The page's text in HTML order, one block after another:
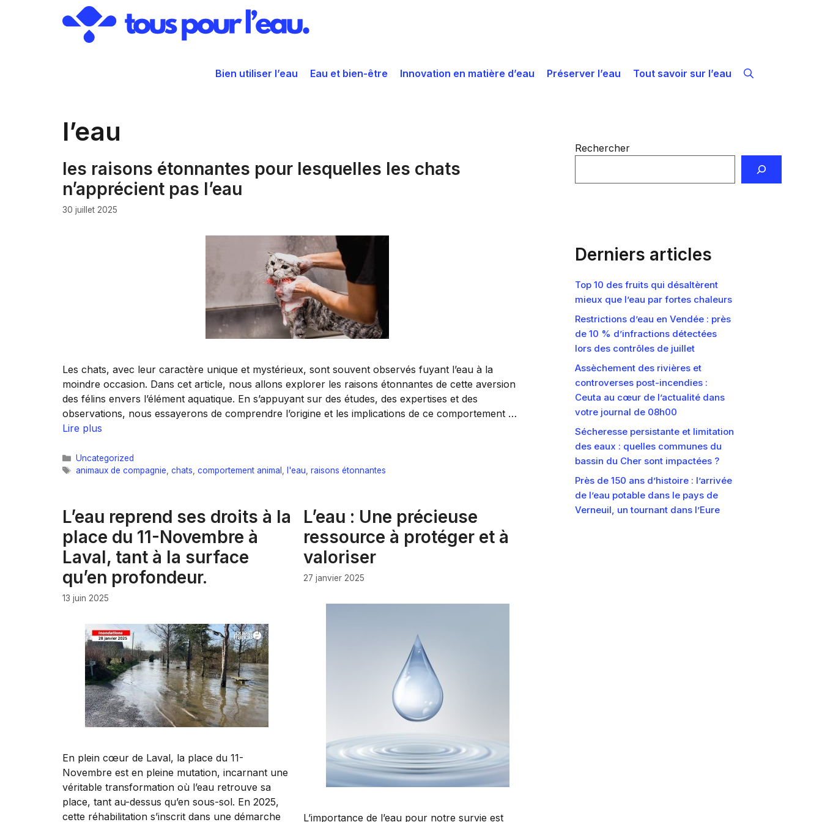
Bien utiliser l’eau Eau et bien-être Innovation en matière d’eau Préserver l’eau Tout savoir sur l’eau
l’eau
les raisons étonnantes pour lesquelles les chats
n’apprécient pas l’eau
30 juillet 2025
Les chats, avec leur caractère unique et mystérieux, sont souvent observés fuyant l’eau à la
moindre occasion. Dans cet article, nous allons explorer les raisons étonnantes de cette aversion
des félins envers l’élément aquatique. En s’appuyant sur des études, des expertises et des
observations, nous essayerons de comprendre l’origine et les implications de ce comportement …
Lire plus
Catégories
Uncategorized
Étiquettes
animaux de compagnie chats comportement animal l'eau raisons étonnantes
L’eau reprend ses droits à la
place du 11-Novembre à
Laval, tant à la surface
qu’en profondeur.
13 juin 2025
En plein cœur de Laval, la place du 11-
Novembre est en pleine mutation, incarnant une
véritable transformation où l’eau retrouve sa
place, tant au-dessus qu’en sous-sol. En 2025,
cette réhabilitation s’inscrit dans une démarche
L’eau : Une précieuse
ressource à protéger et à
valoriser
27 janvier 2025
L’importance de l’eau pour notre survie est
Rechercher
Derniers articles
Top 10 des fruits qui désaltèrent
mieux que l’eau par fortes chaleurs
Restrictions d’eau en Vendée : près
de 10 % d’infractions détectées
lors des contrôles de juillet
Assèchement des rivières et
controverses post-incendies :
Ceuta au cœur de l’actualité dans
votre journal de 08h00
Sécheresse persistante et limitation
des eaux : quelles communes du
bassin du Cher sont impactées ?
Près de 150 ans d’histoire : l’arrivée
de l’eau potable dans le pays de
Verneuil, un tournant dans l’Eure